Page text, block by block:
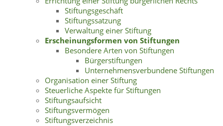
Stiftungsgeschäft
Stiftungssatzung
Verwaltung einer Stiftung
Erscheinungsformen von Stiftungen
Besondere Arten von Stiftungen
Bürgerstiftungen
Unternehmensverbundene Stiftungen
Organisation einer Stiftung
Steuerliche Aspekte für Stiftungen
Stiftungsaufsicht
Stiftungsvermögen
Stiftungsverzeichnis